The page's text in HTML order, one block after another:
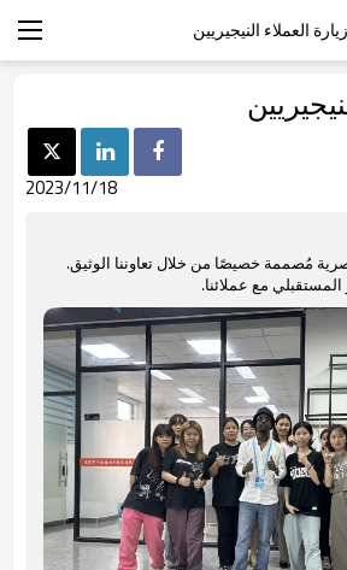
زيارة العملاء النيجيريين
2023/11/18
مُصممة خصيصًا من خلال تعاوننا الوثيق.
المستقبلي مع عملائنا.